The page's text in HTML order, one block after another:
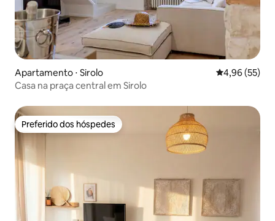
Apartamento ⋅ Sirolo 4,96 de uma
4,96 (55)
Casa na praça central em Sirolo
Preferido dos hóspedes
Preferido dos hóspedes